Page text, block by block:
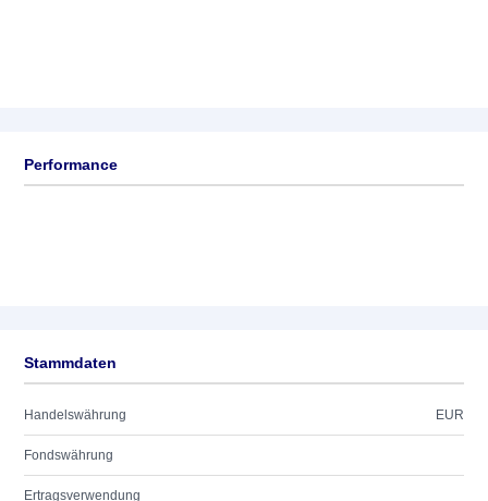
Performance
Stammdaten
Handelswährung EUR
Fondswährung
Ertragsverwendung